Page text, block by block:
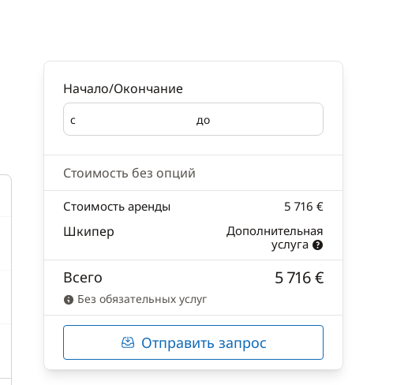
Начало/Окончание
с
Начало до
Окончание
Стоимость без опций
Стоимость аренды 5 716 €
Шкипер
Дополнительная
услуга
Всего 5 716 €
Без обязательных услуг
Отправить запрос